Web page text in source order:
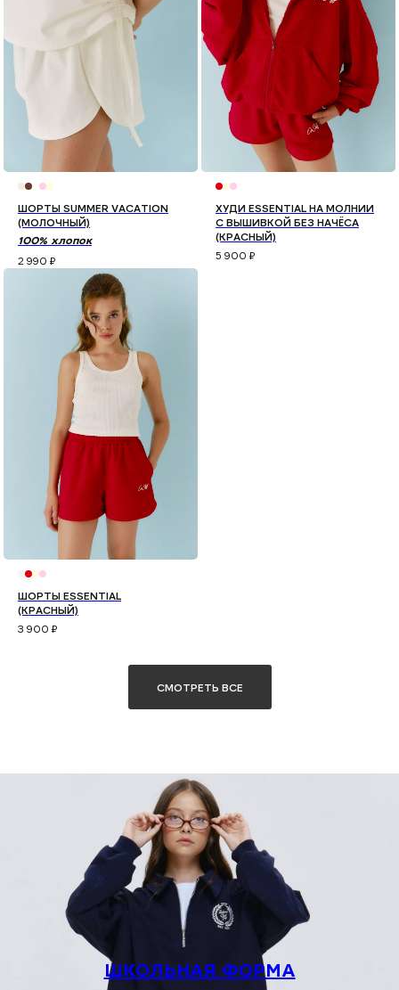
ШОРТЫ SUMMER VACATION
(МОЛОЧНЫЙ)
100% хлопок
2 990 ₽
ХУДИ ESSENTIAL НА МОЛНИИ
С ВЫШИВКОЙ БЕЗ НАЧЁСА
(КРАСНЫЙ)
5 900 ₽
ШОРТЫ ESSENTIAL
(КРАСНЫЙ)
3 900 ₽
СМОТРЕТЬ ВСЕ
ШКОЛЬНАЯ ФОРМА